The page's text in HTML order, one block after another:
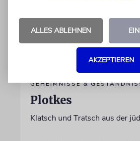
GEHEIMNISSE &
Plotkes
Klatsch und Tratsch aus der
ALLES ABLEHNEN
AKZEPTIEREN